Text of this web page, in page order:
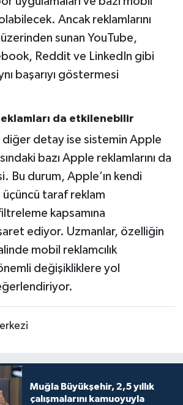
Ancak reklamlarını
üzerinden sunan YouTube,
Reddit ve LinkedIn gibi
başarıyı göstermesi
da etkilenebilir
diğer detay ise sistemin Apple
bazı Apple reklamlarını da
Bu durum, Apple’ın kendi
üçüncü taraf reklam
kapsamına
ediyor. Uzmanlar, özelliğin
mobil reklamcılık
değişikliklere yol
Muğla Büyükşehir, 2,5 yıllık
çalışmalarını kamuoyuyla